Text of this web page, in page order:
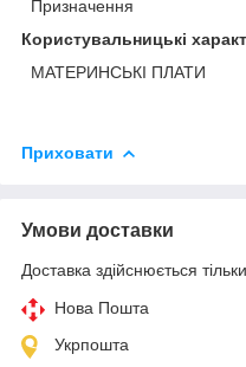
Призначення
Користувальницькі
МАТЕРИНСЬКІ ПЛАТИ
Приховати
Умови доставки
Доставка здійснюється
Нова Пошта
Укрпошта